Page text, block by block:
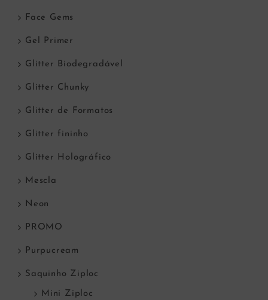
Face Gems
Gel Primer
Glitter Biodegradável
Glitter Chunky
Glitter de Formatos
Glitter fininho
Glitter Holográfico
Mescla
Neon
PROMO
Purpucream
Saquinho Ziploc
Mini Ziploc